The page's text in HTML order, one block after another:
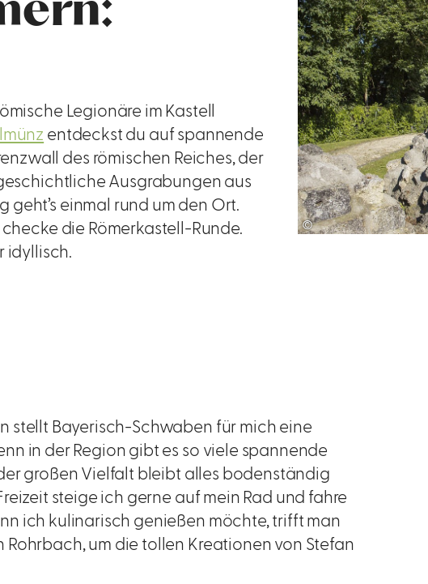
Legionäre im Kastell
entdeckst du auf spannende
des römischen Reiches, der
Ausgrabungen aus
einmal rund um den Ort.
die Römerkastell-Runde.
idyllisch.
©
stellt Bayerisch-Schwaben für mich eine
in der Region gibt es so viele spannende
großen Vielfalt bleibt alles bodenständig
steige ich gerne auf mein Rad und fahre
ich kulinarisch genießen möchte, trifft man
Rohrbach, um die tollen Kreationen von Stefan